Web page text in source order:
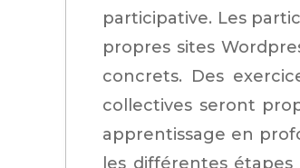
participative. Les
propres sites
concrets. Des
collectives seront
apprentissage en
les différentes